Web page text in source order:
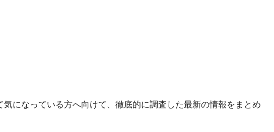
気になっている方へ向けて、徹底的に調査した最新の情報をまとめ